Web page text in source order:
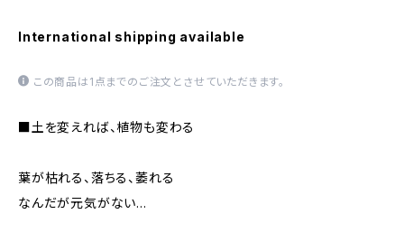
International shipping available
この商品は1点までのご注文とさせていただきます。
■土を変えれば、植物も変わる
葉が枯れる、落ちる、萎れる
なんだが元気がない…